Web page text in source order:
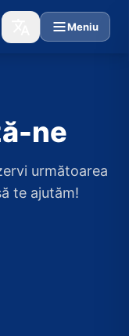
Meniu
ne
următoarea
te ajutăm!